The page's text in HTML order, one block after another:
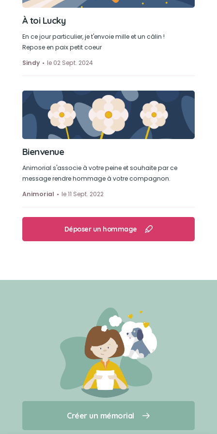
Créer un mémorial
Qui sommes-nous ?
À toi Lucky
En ce jour particulier, je t'envoie mille et un câlin !
Repose en paix petit coeur
Sindy
le 02 Sept. 2024
Bienvenue
Animorial s'associe à votre peine et souhaite par ce
message rendre hommage à votre compagnon.
Animorial
le 11 Sept. 2022
Déposer un hommage
Créer un mémorial